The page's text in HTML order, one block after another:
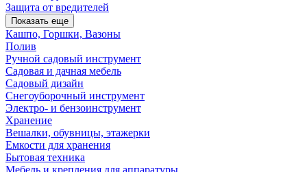
Защита от вредителей
Показать еще
Кашпо, Горшки, Вазоны
Полив
Ручной садовый инструмент
Садовая и дачная мебель
Садовый дизайн
Снегоуборочный инструмент
Электро- и бензоинструмент
Хранение
Вешалки, обувницы, этажерки
Емкости для хранения
Бытовая техника
Мебель и крепления для аппаратуры